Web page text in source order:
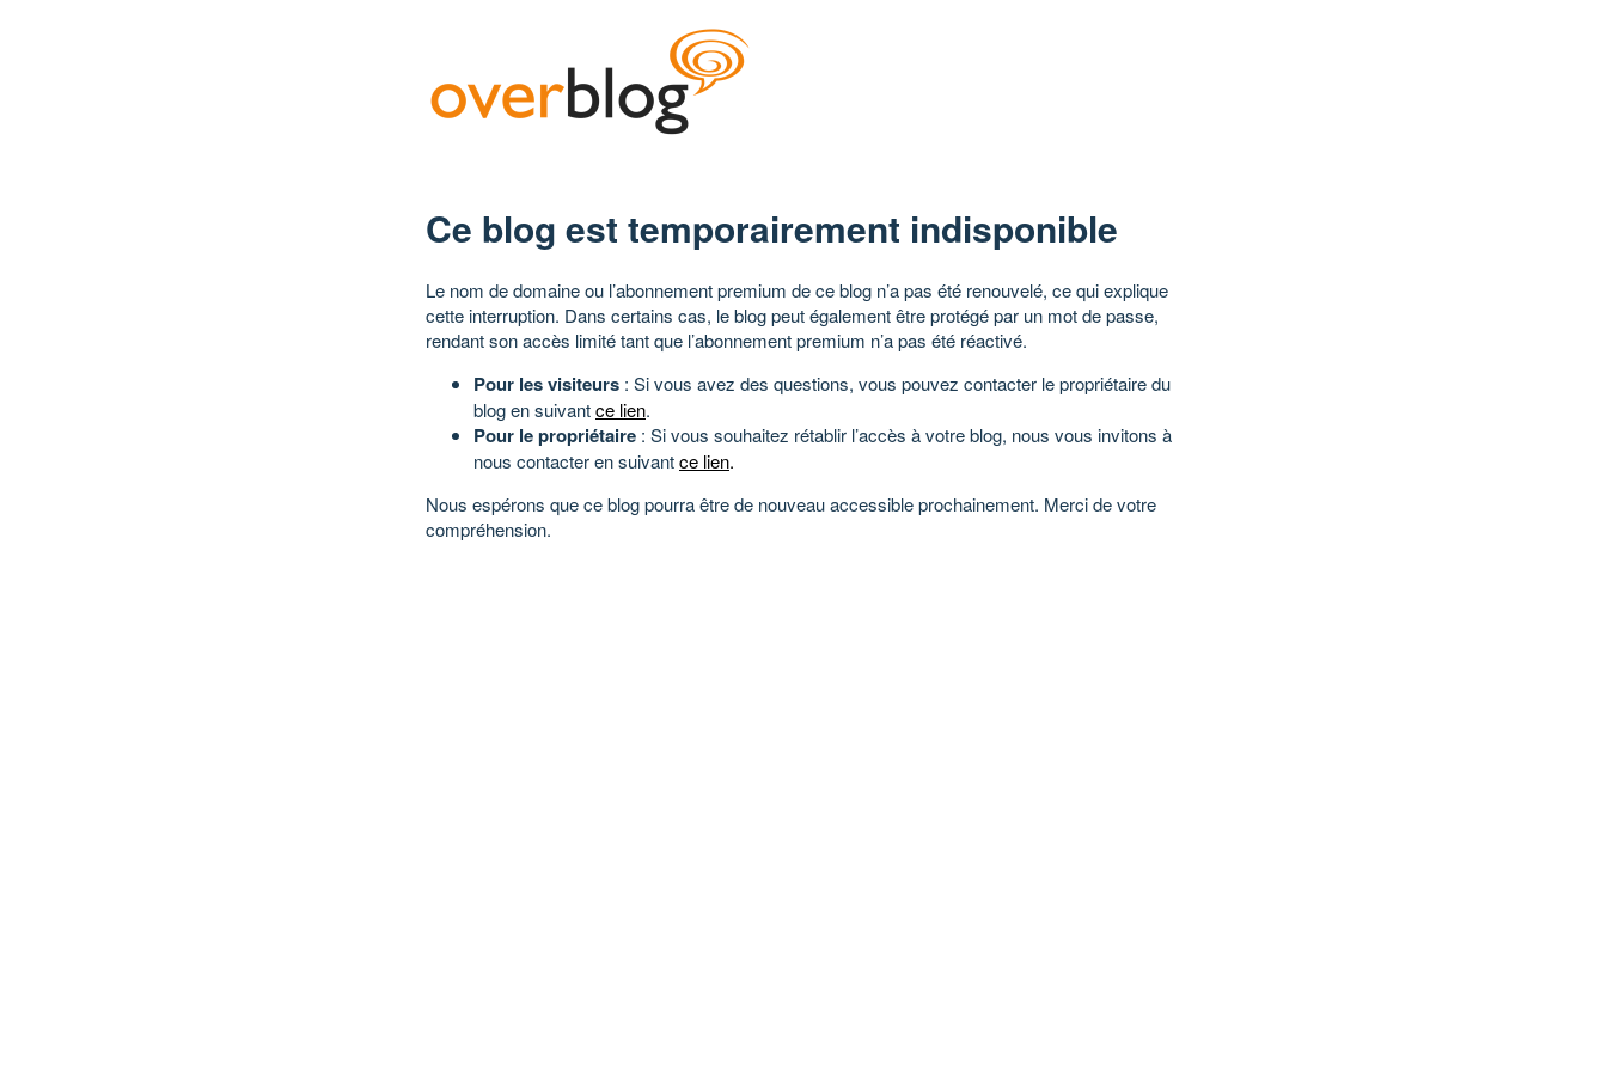
Ce blog est temporairement indisponible
Le nom de domaine ou l’abonnement premium de ce blog n’a pas été renouvelé, ce qui explique
cette interruption. Dans certains cas, le blog peut également être protégé par un mot de passe,
rendant son accès limité tant que l’abonnement premium n’a pas été réactivé.
Pour les visiteurs : Si vous avez des questions, vous pouvez contacter le propriétaire du
blog en suivantce lien.
Pour le propriétaire : Si vous souhaitez rétablir l’accès à votre blog, nous vous invitons à
nous contacter en suivantce lien.
Nous espérons que ce blog pourra être de nouveau accessible prochainement. Merci de votre
compréhension.